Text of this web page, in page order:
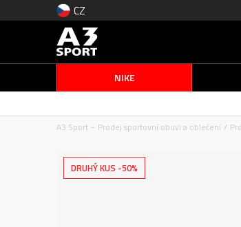
CZ
NIKE
A3 Sport – Prodej sportovní obuvi a oblečení
DRUHÝ KUS -50%